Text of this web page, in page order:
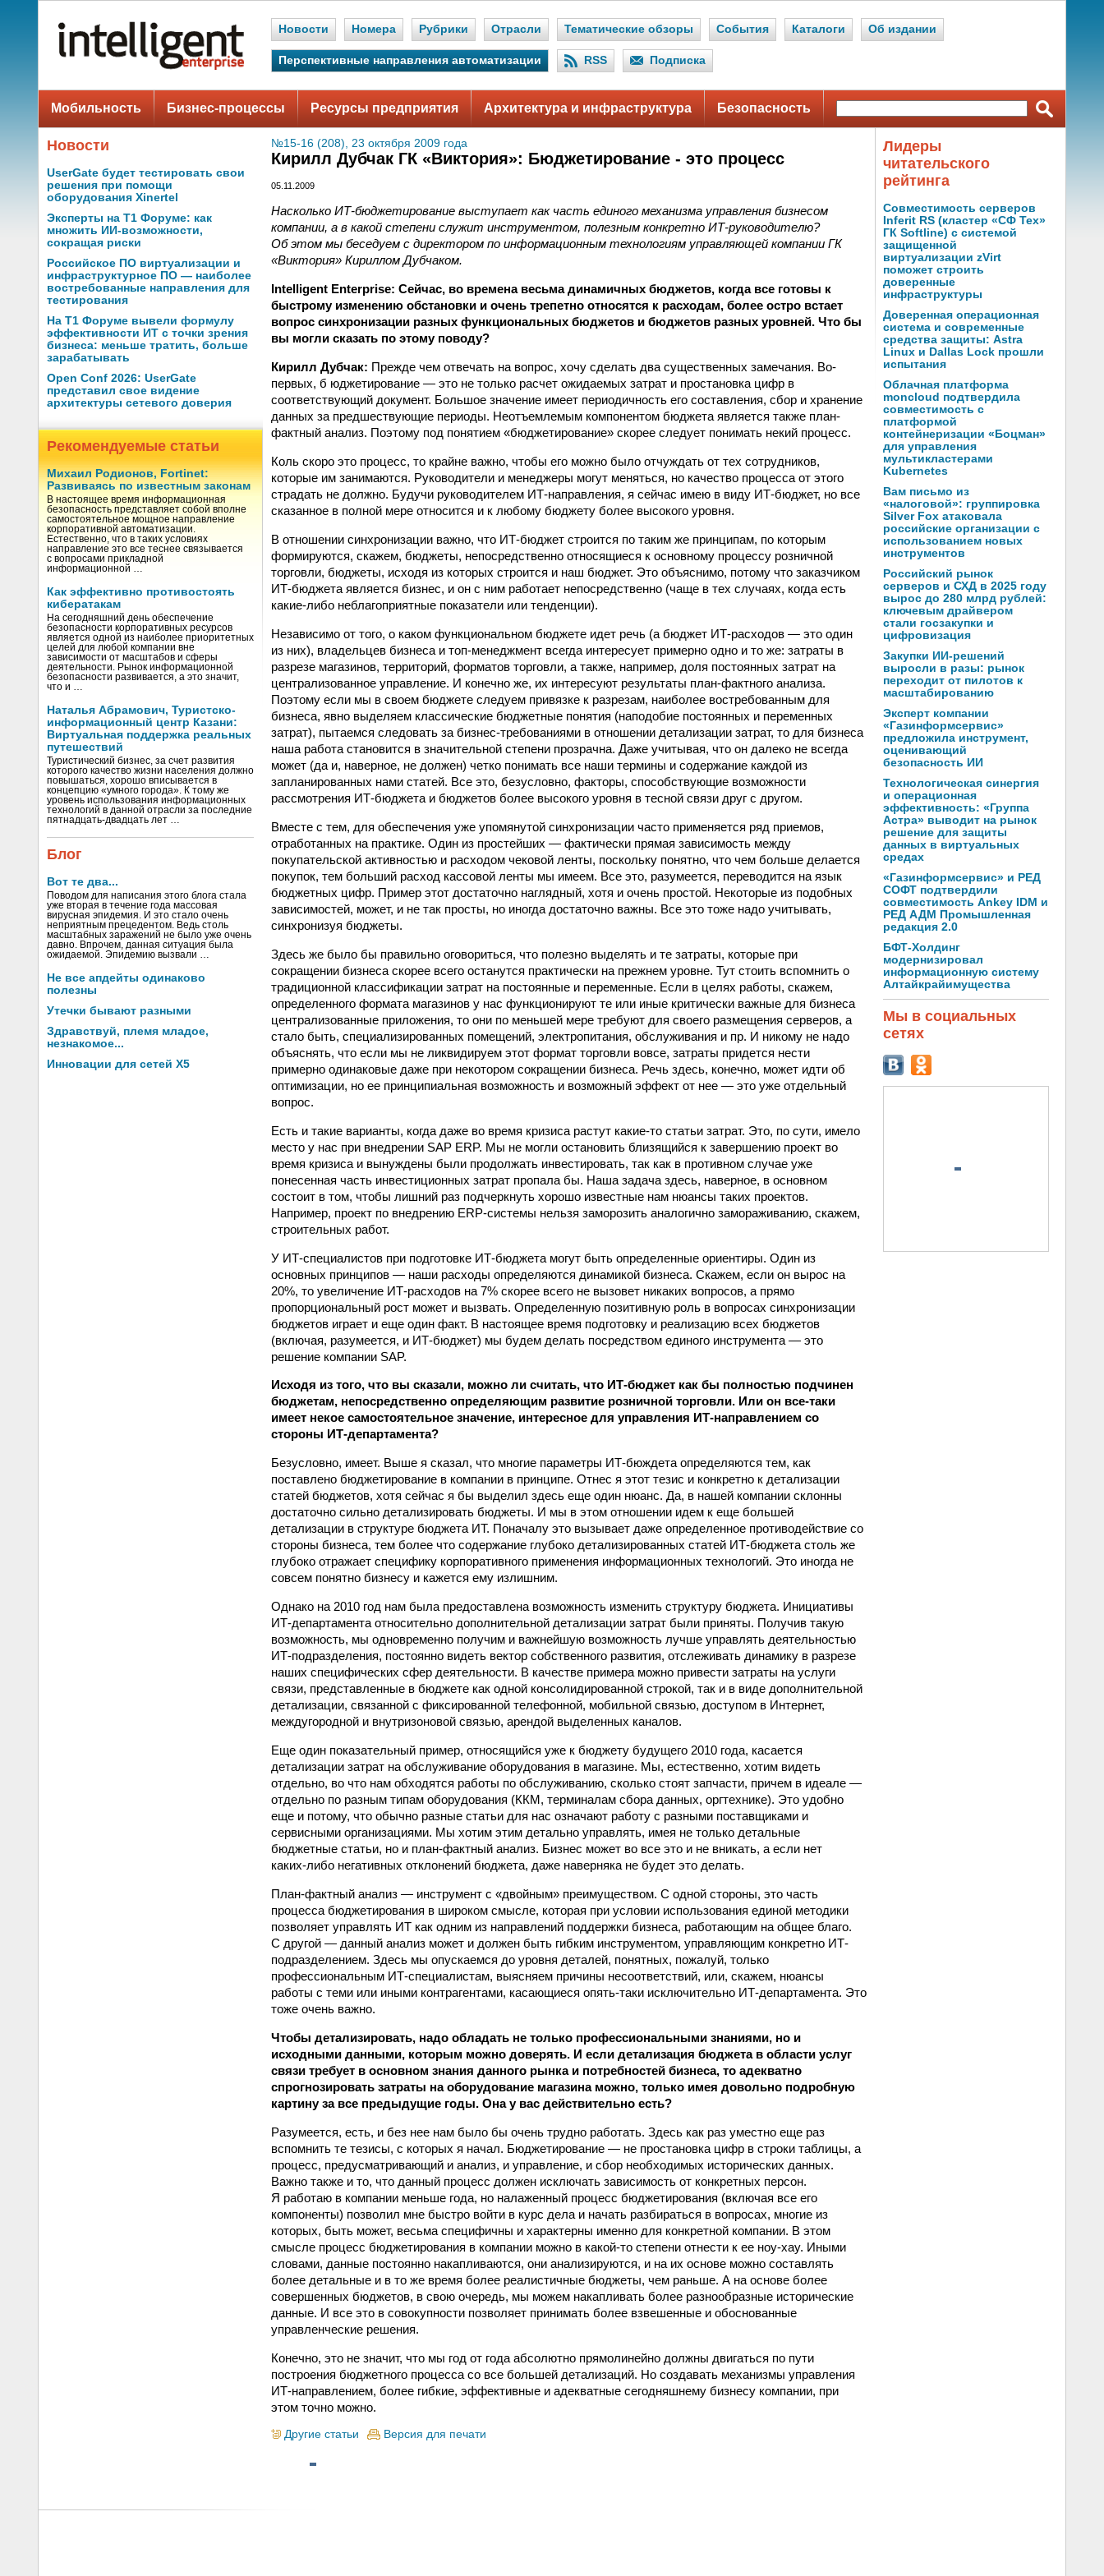
Новости Номера Рубрики Отрасли Тематические обзоры События Каталоги Об издании
Перспективные направления автоматизации RSS Подписка
Мобильность Бизнес-процессы Ресурсы предприятия Архитектура и инфраструктура Безопасность
Новости
UserGate будет тестировать свои
решения при помощи
оборудования Xinertel
Эксперты на Т1 Форуме: как
множить ИИ-возможности,
сокращая риски
Российское ПО виртуализации и
инфраструктурное ПО — наиболее
востребованные направления для
тестирования
На Т1 Форуме вывели формулу
эффективности ИТ с точки зрения
бизнеса: меньше тратить, больше
зарабатывать
Open Conf 2026: UserGate
представил свое видение
архитектуры сетевого доверия
Рекомендуемые статьи
Михаил Родионов, Fortinet:
Развиваясь по известным законам
В настоящее время информационная
безопасность представляет собой вполне
самостоятельное мощное направление
корпоративной автоматизации.
Естественно, что в таких условиях
направление это все теснее связывается
с вопросами прикладной
информационной …
Как эффективно противостоять
кибератакам
На сегодняшний день обеспечение
безопасности корпоративных ресурсов
является одной из наиболее приоритетных
целей для любой компании вне
зависимости от масштабов и сферы
деятельности. Рынок информационной
безопасности развивается, а это значит,
что и …
Наталья Абрамович, Туристско-
информационный центр Казани:
Виртуальная поддержка реальных
путешествий
Туристический бизнес, за счет развития
которого качество жизни населения должно
повышаться, хорошо вписывается в
концепцию «умного города». К тому же
уровень использования информационных
технологий в данной отрасли за последние
пятнадцать-двадцать лет …
Блог
Вот те два...
Поводом для написания этого блога стала
уже вторая в течение года массовая
вирусная эпидемия. И это стало очень
неприятным прецедентом. Ведь столь
масштабных заражений не было уже очень
давно. Впрочем, данная ситуация была
ожидаемой. Эпидемию вызвали …
Не все апдейты одинаково
полезны
Утечки бывают разными
Здравствуй, племя младое,
незнакомое...
Инновации для сетей X5
№15-16 (208), 23 октября 2009 года
Кирилл Дубчак ГК «Виктория»: Бюджетирование - это процесс
05.11.2009
Насколько ИТ-бюджетирование выступает как часть единого механизма управления бизнесом
компании, а в какой степени служит инструментом, полезным конкретно ИТ‑руководителю?
Об этом мы беседуем с директором по информационным технологиям управляющей компании ГК
«Виктория» Кириллом Дубчаком.
Intelligent Enterprise: Сейчас, во времена весьма динамичных бюджетов, когда все готовы к
быстрому изменению обстановки и очень трепетно относятся к расходам, более остро встает
вопрос синхронизации разных функциональных бюджетов и бюджетов разных уровней. Что бы
вы могли сказать по этому поводу?
Кирилл Дубчак: Прежде чем отвечать на вопрос, хочу сделать два существенных замечания. Во-
первых, б юджетирование — это не только расчет ожидаемых затрат и простановка цифр в
соответствующий документ. Большое значение имеет периодичность его составления, сбор и хранение
данных за предшествующие периоды. Неотъемлемым компонентом бюджета является также план-
фактный анализ. Поэтому под понятием «бюджетирование» скорее следует понимать некий процесс.
Коль скоро это процесс, то крайне важно, чтобы его можно было отчуждать от тех сотрудников,
которые им занимаются. Руководители и менеджеры могут меняться, но качество процесса от этого
страдать не должно. Будучи руководителем ИТ-направления, я сейчас имею в виду ИТ-бюджет, но все
сказанное в полной мере относится и к любому бюджету более высокого уровня.
В отношении синхронизации важно, что ИТ-бюджет строится по таким же принципам, по которым
формируются, скажем, бюджеты, непосредственно относящиеся к основному процессу розничной
торговли, бюджеты, исходя из которых строится и наш бюджет. Это объяснимо, потому что заказчиком
ИТ-бюджета является бизнес, и он с ним работает непосредственно (чаще в тех случаях, когда есть
какие‑либо неблагоприятные показатели или тенденции).
Независимо от того, о каком функциональном бюджете идет речь (а бюджет ИТ-расходов — это один
из них), владельцев бизнеса и топ-менеджмент всегда интересует примерно одно и то же: затраты в
разрезе магазинов, территорий, форматов торговли, а также, например, доля постоянных затрат на
централизованное управление. И конечно же, их интересуют результаты план-фактного анализа.
Поэтому если мы в своем бюджете следуем привязке к разрезам, наиболее востребованным для
бизнеса, явно выделяем классические бюджетные понятия (наподобие постоянных и переменных
затрат), пытаемся следовать за бизнес-требованиями в отношении детализации затрат, то для бизнеса
наша работа становится в значительной степени прозрачна. Даже учитывая, что он далеко не всегда
может (да и, наверное, не должен) четко понимать все наши термины и содержание каждой из
запланированных нами статей. Все это, безусловно, факторы, способствующие возможности
рассмотрения ИТ-бюджета и бюджетов более высокого уровня в тесной связи друг с другом.
Вместе с тем, для обеспечения уже упомянутой синхронизации часто применяется ряд приемов,
отработанных на практике. Один из простейших — фактически прямая зависимость между
покупательской активностью и расходом чековой ленты, поскольку понятно, что чем больше делается
покупок, тем больший расход кассовой ленты мы имеем. Все это, разумеется, переводится на язык
бюджетных цифр. Пример этот достаточно наглядный, хотя и очень простой. Некоторые из подобных
зависимостей, может, и не так просты, но иногда достаточно важны. Все это тоже надо учитывать,
синхронизуя бюджеты.
Здесь же было бы правильно оговориться, что полезно выделять и те затраты, которые при
сокращении бизнеса скорее всего останутся практически на прежнем уровне. Тут стоить вспомнить о
традиционной классификации затрат на постоянные и переменные. Если в целях работы, скажем,
определенного формата магазинов у нас функционируют те или иные критически важные для бизнеса
централизованные приложения, то они по меньшей мере требуют для своего размещения серверов, а
стало быть, специализированных помещений, электропитания, обслуживания и пр. И никому не надо
объяснять, что если мы не ликвидируем этот формат торговли вовсе, затраты придется нести
примерно одинаковые даже при некотором сокращении бизнеса. Речь здесь, конечно, может идти об
оптимизации, но ее принципиальная возможность и возможный эффект от нее — это уже отдельный
вопрос.
Есть и такие варианты, когда даже во время кризиса растут какие‑то статьи затрат. Это, по сути, имело
место у нас при внедрении SAP ERP. Мы не могли остановить близящийся к завершению проект во
время кризиса и вынуждены были продолжать инвестировать, так как в противном случае уже
понесенная часть инвестиционных затрат пропала бы. Наша задача здесь, наверное, в основном
состоит в том, чтобы лишний раз подчеркнуть хорошо известные нам нюансы таких проектов.
Например, проект по внедрению ERP‑системы нельзя заморозить аналогично замораживанию, скажем,
строительных работ.
У ИТ‑специалистов при подготовке ИТ-бюджета могут быть определенные ориентиры. Один из
основных принципов — наши расходы определяются динамикой бизнеса. Скажем, если он вырос на
20%, то увеличение ИТ-расходов на 7% скорее всего не вызовет никаких вопросов, а прямо
пропорциональный рост может и вызвать. Определенную позитивную роль в вопросах синхронизации
бюджетов играет и еще один факт. В настоящее время подготовку и реализацию всех бюджетов
(включая, разумеется, и ИТ-бюджет) мы будем делать посредством единого инструмента — это
решение компании SAP.
Исходя из того, что вы сказали, можно ли считать, что ИТ-бюджет как бы полностью подчинен
бюджетам, непосредственно определяющим развитие розничной торговли. Или он все‑таки
имеет некое самостоятельное значение, интересное для управления ИТ-направлением со
стороны ИТ‑департамента?
Безусловно, имеет. Выше я сказал, что многие параметры ИТ-бюждета определяются тем, как
поставлено бюджетирование в компании в принципе. Отнес я этот тезис и конкретно к детализации
статей бюджетов, хотя сейчас я бы выделил здесь еще один нюанс. Да, в нашей компании склонны
достаточно сильно детализировать бюджеты. И мы в этом отношении идем к еще большей
детализации в структуре бюджета ИТ. Поначалу это вызывает даже определенное противодействие со
стороны бизнеса, тем более что содержание глубоко детализированных статей ИТ-бюджета столь же
глубоко отражает специфику корпоративного применения информационных технологий. Это иногда не
совсем понятно бизнесу и кажется ему излишним.
Однако на 2010 год нам была предоставлена возможность изменить структуру бюджета. Инициативы
ИТ‑департамента относительно дополнительной детализации затрат были приняты. Получив такую
возможность, мы одновременно получим и важнейшую возможность лучше управлять деятельностью
ИТ-подразделения, постоянно видеть вектор собственного развития, отслеживать динамику в разрезе
наших специфических сфер деятельности. В качестве примера можно привести затраты на услуги
связи, представленные в бюджете как одной консолидированной строкой, так и в виде дополнительной
детализации, связанной с фиксированной телефонной, мобильной связью, доступом в Интернет,
междугородной и внутризоновой связью, арендой выделенных каналов.
Еще один показательный пример, относящийся уже к бюджету будущего 2010 года, касается
детализации затрат на обслуживание оборудования в магазине. Мы, естественно, хотим видеть
отдельно, во что нам обходятся работы по обслуживанию, сколько стоят запчасти, причем в идеале —
отдельно по разным типам оборудования (ККМ, терминалам сбора данных, оргтехнике). Это удобно
еще и потому, что обычно разные статьи для нас означают работу с разными поставщиками и
сервисными организациями. Мы хотим этим детально управлять, имея не только детальные
бюджетные статьи, но и план-фактный анализ. Бизнес может во все это и не вникать, а если нет
каких‑либо негативных отклонений бюджета, даже наверняка не будет это делать.
План-фактный анализ — инструмент с «двойным» преимуществом. С одной стороны, это часть
процесса бюджетирования в широком смысле, которая при условии использования единой методики
позволяет управлять ИТ как одним из направлений поддержки бизнеса, работающим на общее благо.
С другой — данный анализ может и должен быть гибким инструментом, управляющим конкретно ИТ-
подразделением. Здесь мы опускаемся до уровня деталей, понятных, пожалуй, только
профессиональным ИТ‑специалистам, выясняем причины несоответствий, или, скажем, нюансы
работы с теми или иными контрагентами, касающиеся опять‑таки исключительно ИТ‑департамента. Это
тоже очень важно.
Чтобы детализировать, надо обладать не только профессиональными знаниями, но и
исходными данными, которым можно доверять. И если детализация бюджета в области услуг
связи требует в основном знания данного рынка и потребностей бизнеса, то адекватно
спрогнозировать затраты на оборудование магазина можно, только имея довольно подробную
картину за все предыдущие годы. Она у вас действительно есть?
Разумеется, есть, и без нее нам было бы очень трудно работать. Здесь как раз уместно еще раз
вспомнить те тезисы, с которых я начал. Бюджетирование — не простановка цифр в строки таблицы, а
процесс, предусматривающий и анализ, и управление, и сбор необходимых исторических данных.
Важно также и то, что данный процесс должен исключать зависимость от конкретных персон.
Я работаю в компании меньше года, но налаженный процесс бюджетирования (включая все его
компоненты) позволил мне быстро войти в курс дела и начать разбираться в вопросах, многие из
которых, быть может, весьма специфичны и характерны именно для конкретной компании. В этом
смысле процесс бюджетирования в компании можно в какой‑то степени отнести к ее ноу-хау. Иными
словами, данные постоянно накапливаются, они анализируются, и на их основе можно составлять
более детальные и в то же время более реалистичные бюджеты, чем раньше. А на основе более
совершенных бюджетов, в свою очередь, мы можем накапливать более разнообразные исторические
данные. И все это в совокупности позволяет принимать более взвешенные и обоснованные
управленческие решения.
Конечно, это не значит, что мы год от года абсолютно прямолинейно должны двигаться по пути
построения бюджетного процесса со все большей детализаций. Но создавать механизмы управления
ИТ-направлением, более гибкие, эффективные и адекватные сегодняшнему бизнесу компании, при
этом точно можно.
Другие статьи Версия для печати
Лидеры
читательского
рейтинга
Совместимость серверов
Inferit RS (кластер «СФ Тех»
ГК Softline) с системой
защищенной
виртуализации zVirt
поможет строить
доверенные
инфраструктуры
Доверенная операционная
система и современные
средства защиты: Astra
Linux и Dallas Lock прошли
испытания
Облачная платформа
moncloud подтвердила
совместимость с
платформой
контейнеризации «Боцман»
для управления
мультикластерами
Kubernetes
Вам письмо из
«налоговой»: группировка
Silver Fox атаковала
российские организации с
использованием новых
инструментов
Российский рынок
серверов и СХД в 2025 году
вырос до 280 млрд рублей:
ключевым драйвером
стали госзакупки и
цифровизация
Закупки ИИ-решений
выросли в разы: рынок
переходит от пилотов к
масштабированию
Эксперт компании
«Газинформсервис»
предложила инструмент,
оценивающий
безопасность ИИ
Технологическая синергия
и операционная
эффективность: «Группа
Астра» выводит на рынок
решение для защиты
данных в виртуальных
средах
«Газинформсервис» и РЕД
СОФТ подтвердили
совместимость Ankey IDM и
РЕД АДМ Промышленная
редакция 2.0
БФТ-Холдинг
модернизировал
информационную систему
Алтайкрайимущества
Мы в социальных
сетях